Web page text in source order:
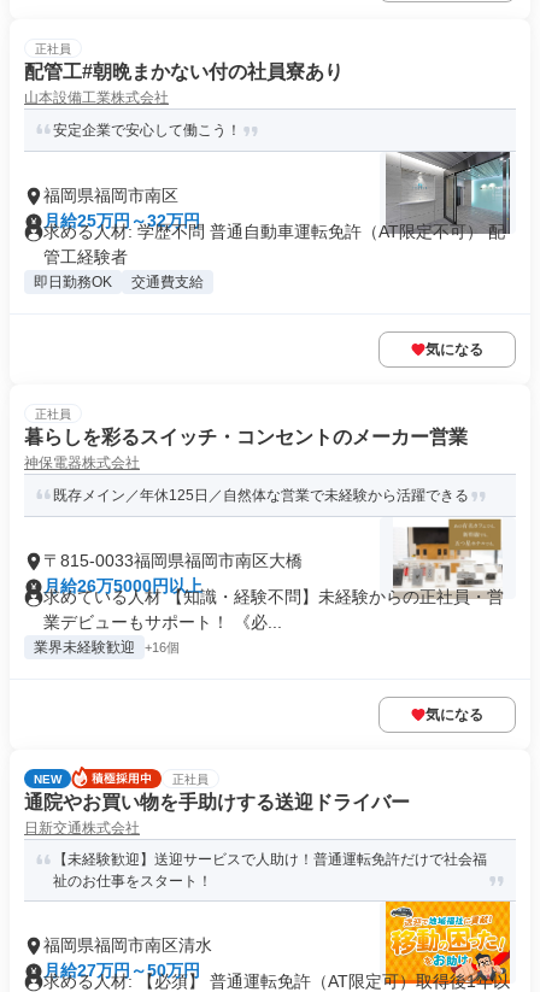
正社員
配管工#朝晩まかない付の社員寮あり
山本設備工業株式会社
安定企業で安心して働こう！
福岡県福岡市南区
月給25万円～32万円
求める人材: 学歴不問 普通自動車運転免許（AT限定不可） 配
管工経験者
即日勤務OK 交通費支給
気になる
正社員
暮らしを彩るスイッチ・コンセントのメーカー営業
神保電器株式会社
既存メイン／年休125日／自然体な営業で未経験から活躍できる
〒815-0033福岡県福岡市南区大橋
月給26万5000円以上
求めている人材 【知識・経験不問】未経験からの正社員・営
業デビューもサポート！ 《必...
業界未経験歓迎 +16個
気になる
NEW 正社員
通院やお買い物を手助けする送迎ドライバー
日新交通株式会社
【未経験歓迎】送迎サービスで人助け！普通運転免許だけで社会福
祉のお仕事をスタート！
福岡県福岡市南区清水
月給27万円～50万円
求める人材: 【必須】 普通運転免許（AT限定可）取得後1年以